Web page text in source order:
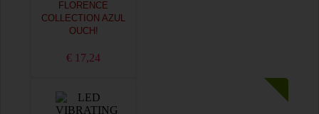
FLORENCE
COLLECTION AZUL
OUCH!
€ 17,24